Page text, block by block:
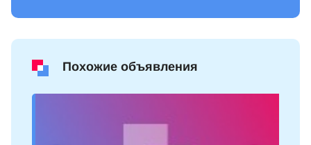
Похожие объявления